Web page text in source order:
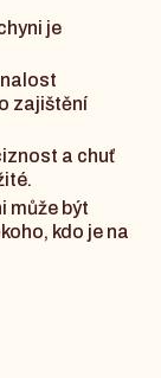
je
zajištění
a chuť
může být
kdo je na